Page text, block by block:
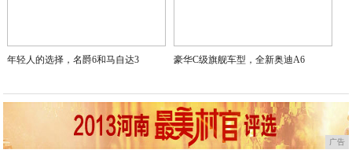
年轻人的选择，名爵6和马自达3 豪华C级旗舰车型，全新奥迪A6
广告